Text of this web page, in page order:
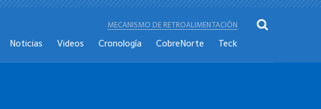
MECANISMO DE RETROALIMENTACIÓN
Noticias Videos Cronología CobreNorte Teck